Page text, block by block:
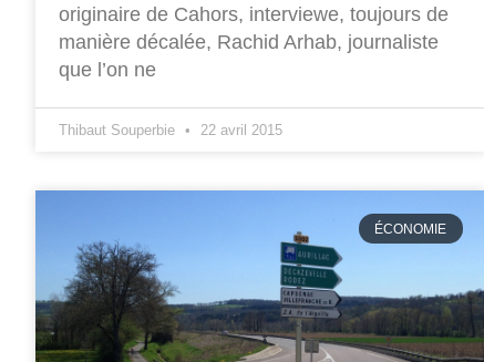
originaire de Cahors, interviewe, toujours de
manière décalée, Rachid Arhab, journaliste
que l’on ne
Thibaut Souperbie 22 avril 2015
ÉCONOMIE